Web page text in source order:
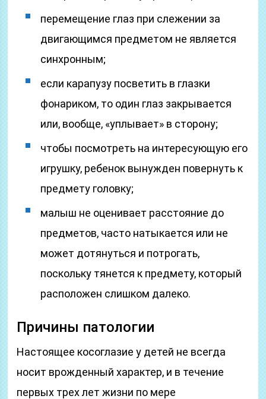
перемещение глаз при слежении за
двигающимся предметом не является
синхронным;
если карапузу посветить в глазки
фонариком, то один глаз закрывается
или, вообще, «уплывает» в сторону;
чтобы посмотреть на интересующую его
игрушку, ребенок вынужден повернуть к
предмету головку;
малыш не оценивает расстояние до
предметов, часто натыкается или не
может дотянуться и потрогать,
поскольку тянется к предмету, который
расположен слишком далеко.
Причины патологии
Настоящее косоглазие у детей не всегда
носит врожденный характер, и в течение
первых трех лет жизни по мере